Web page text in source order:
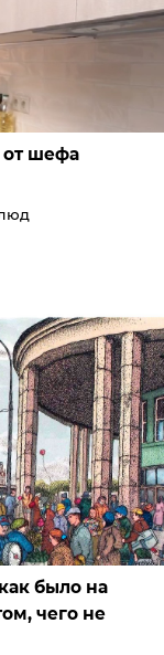
от шефа
было на
чего не